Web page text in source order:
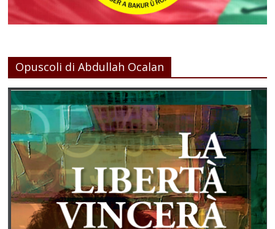
Opuscoli di Abdullah Ocalan